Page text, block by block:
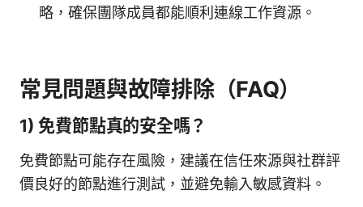
略，確保團隊成員都能順利連線工作資源。
常見問題與故障排除（FAQ）
1) 免費節點真的安全嗎？
免費節點可能存在風險，建議在信任來源與社群評
價良好的節點進行測試，並避免輸入敏感資料。